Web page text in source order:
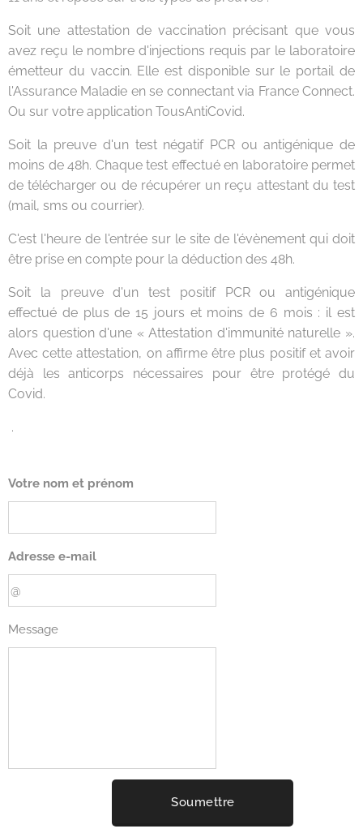
Soit une attestation de vaccination précisant que vous
avez reçu le nombre d'injections requis par le laboratoire
émetteur du vaccin. Elle est disponible sur le portail de
l'Assurance Maladie en se connectant via France Connect.
Ou sur votre application TousAntiCovid.
Soit la preuve d'un test négatif PCR ou antigénique de
moins de 48h. Chaque test effectué en laboratoire permet
de télécharger ou de récupérer un reçu attestant du test
(mail, sms ou courrier).
C'est l'heure de l'entrée sur le site de l'évènement qui doit
être prise en compte pour la déduction des 48h.
Soit la preuve d'un test positif PCR ou antigénique
effectué de plus de 15 jours et moins de 6 mois : il est
alors question d'une « Attestation d'immunité naturelle ».
Avec cette attestation, on affirme être plus positif et avoir
déjà les anticorps nécessaires pour être protégé du
Covid.
.
Votre nom et prénom
Adresse e-mail
Message
Soumettre